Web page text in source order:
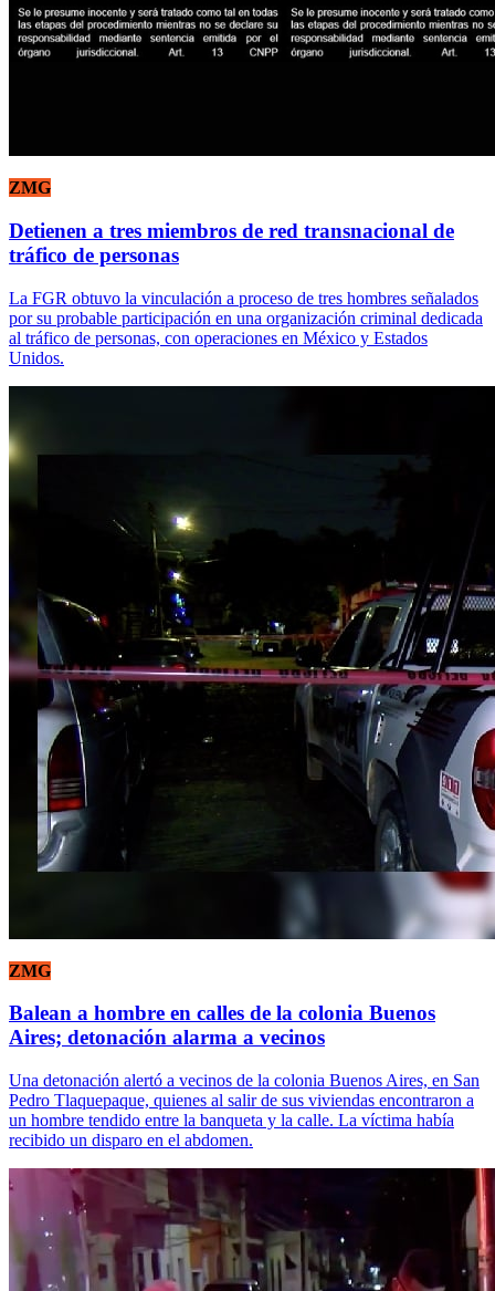
ZMG
Detienen a tres miembros de red transnacional de
tráfico de personas
La FGR obtuvo la vinculación a proceso de tres hombres señalados
por su probable participación en una organización criminal dedicada
al tráfico de personas, con operaciones en México y Estados
Unidos.
ZMG
Balean a hombre en calles de la colonia Buenos
Aires; detonación alarma a vecinos
Una detonación alertó a vecinos de la colonia Buenos Aires, en San
Pedro Tlaquepaque, quienes al salir de sus viviendas encontraron a
un hombre tendido entre la banqueta y la calle. La víctima había
recibido un disparo en el abdomen.